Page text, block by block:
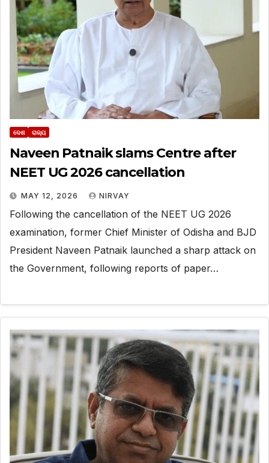
ଦେଶ ରାଜ୍ୟ
Naveen Patnaik slams Centre after
NEET UG 2026 cancellation
MAY 12, 2026 NIRVAY
Following the cancellation of the NEET UG 2026
examination, former Chief Minister of Odisha and BJD
President Naveen Patnaik launched a sharp attack on
the Government, following reports of paper…